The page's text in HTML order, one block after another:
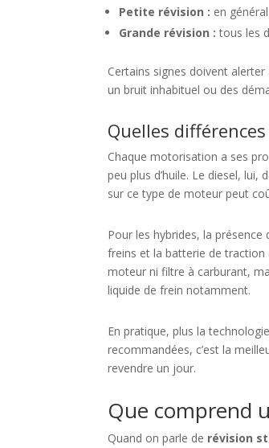
Petite révision : en
Grande révision : tous les
Certains signes doivent alerter
un bruit inhabituel ou des
Quelles
Chaque motorisation a ses
peu plus d’huile. Le diesel,
sur ce type de moteur peut
Pour les hybrides, la présence
freins et la batterie de
moteur ni filtre à carburant,
liquide de frein notamment.
En pratique, plus la
recommandées, c’est la
revendre un jour.
Que comprend
Quand on parle de révision